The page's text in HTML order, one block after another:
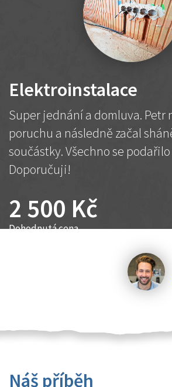
Elektroinstalace
Super jednání a domluva.
poruchu a následně začal
součástky. Všechno se
Doporučuji!
2 500 Kč
Dohodnutá cena
Náš příběh